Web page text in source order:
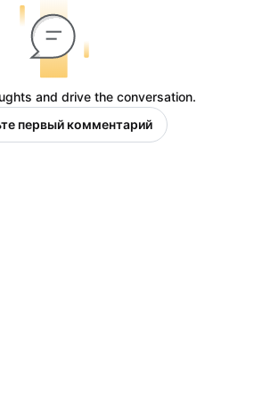
and drive the conversation.
первый комментарий